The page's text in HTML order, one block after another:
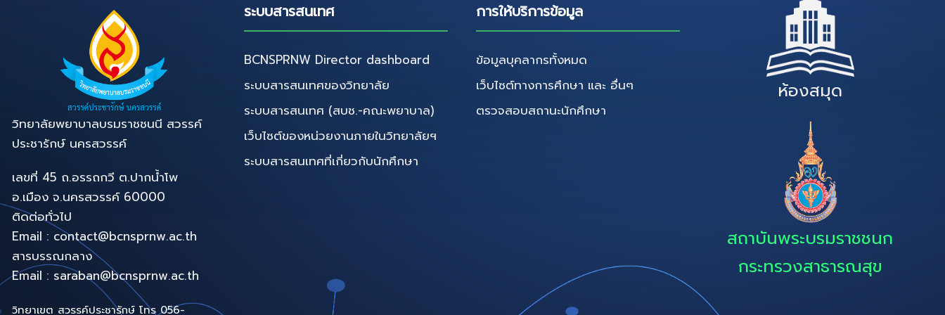
วิทยาลัยพยาบาลบรมราชชนนี สวรรค์
ประชารักษ์ นครสวรรค์
เลขที่ 45 ถ.อรรถกวี ต.ปากน้ำโพ
อ.เมือง จ.นครสวรรค์ 60000
ติดต่อทั่วไป
Email : contact@bcnsprnw.ac.th
สารบรรณกลาง
Email : saraban@bcnsprnw.ac.th
วิทยาเขต สวรรค์ประชารักษ์ โทร 056-
ระบบสารสนเทศ
BCNSPRNW Director dashboard
ระบบสารสนเทศของวิทยาลัย
ระบบสารสนเทศ (สบช.-คณะพยาบาล)
เว็บไซต์ของหน่วยงานภายในวิทยาลัยฯ
ระบบสารสนเทศที่เกี่ยวกับนักศึกษา
การให้บริการข้อมูล
ข้อมูลบุคลากรทั้งหมด
เว็บไซต์ทางการศึกษา และ อื่นๆ
ตรวจสอบสถานะนักศึกษา
ห้องสมุด
สถาบันพระบรมราชชนก
กระทรวงสาธารณสุข